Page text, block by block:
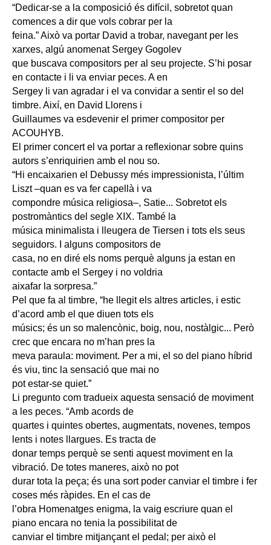
“Dedicar-se a la composició és difícil, sobretot quan
comences a dir que vols cobrar per la
feina.” Això va portar David a trobar, navegant per les
xarxes, algú anomenat Sergey Gogolev
que buscava compositors per al seu projecte. S’hi posar
en contacte i li va enviar peces. A en
Sergey li van agradar i el va convidar a sentir el so del
timbre. Així, en David Llorens i
Guillaumes va esdevenir el primer compositor per
ACOUHYB.
El primer concert el va portar a reflexionar sobre quins
autors s’enriquirien amb el nou so.
“Hi encaixarien el Debussy més impressionista, l’últim
Liszt –quan es va fer capellà i va
compondre música religiosa–, Satie... Sobretot els
postromàntics del segle XIX. També la
música minimalista i lleugera de Tiersen i tots els seus
seguidors. I alguns compositors de
casa, no en diré els noms perquè alguns ja estan en
contacte amb el Sergey i no voldria
aixafar la sorpresa.”
Pel que fa al timbre, “he llegit els altres articles, i estic
d’acord amb el que diuen tots els
músics; és un so malencònic, boig, nou, nostàlgic... Però
crec que encara no m’han pres la
meva paraula: moviment. Per a mi, el so del piano híbrid
és viu, tinc la sensació que mai no
pot estar-se quiet.”
Li pregunto com tradueix aquesta sensació de moviment
a les peces. “Amb acords de
quartes i quintes obertes, augmentats, novenes, tempos
lents i notes llargues. Es tracta de
donar temps perquè se senti aquest moviment en la
vibració. De totes maneres, això no pot
durar tota la peça; és una sort poder canviar el timbre i fer
coses més ràpides. En el cas de
l’obra Homenatges enigma, la vaig escriure quan el
piano encara no tenia la possibilitat de
canviar el timbre mitjançant el pedal; per això el